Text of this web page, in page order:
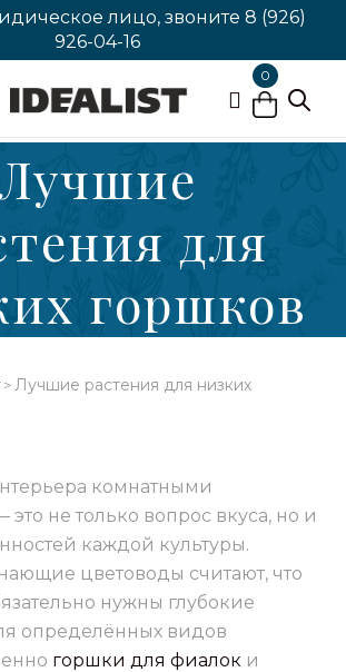
лицо, звоните 8 (926)
926-04-16
0
для
горшков
> Лучшие растения для низких
комнатными
не только вопрос вкуса, но и
каждой культуры.
цветоводы считают, что
нужны глубокие
определённых видов
горшки для фиалок и